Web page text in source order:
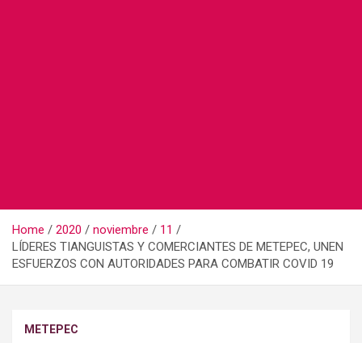
Home 2020 noviembre
11
LÍDERES TIANGUISTAS Y COMERCIANTES DE METEPEC, UNEN
ESFUERZOS CON AUTORIDADES PARA COMBATIR COVID 19
METEPEC